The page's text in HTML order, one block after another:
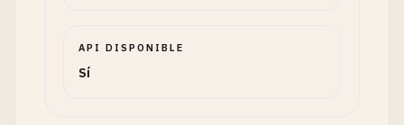
API DISPONIBLE
Sí